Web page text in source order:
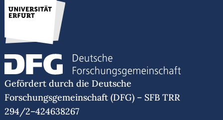
Gefördert durch die Deutsche
Forschungsgemeinschaft (DFG) – SFB TRR
294/2–424638267